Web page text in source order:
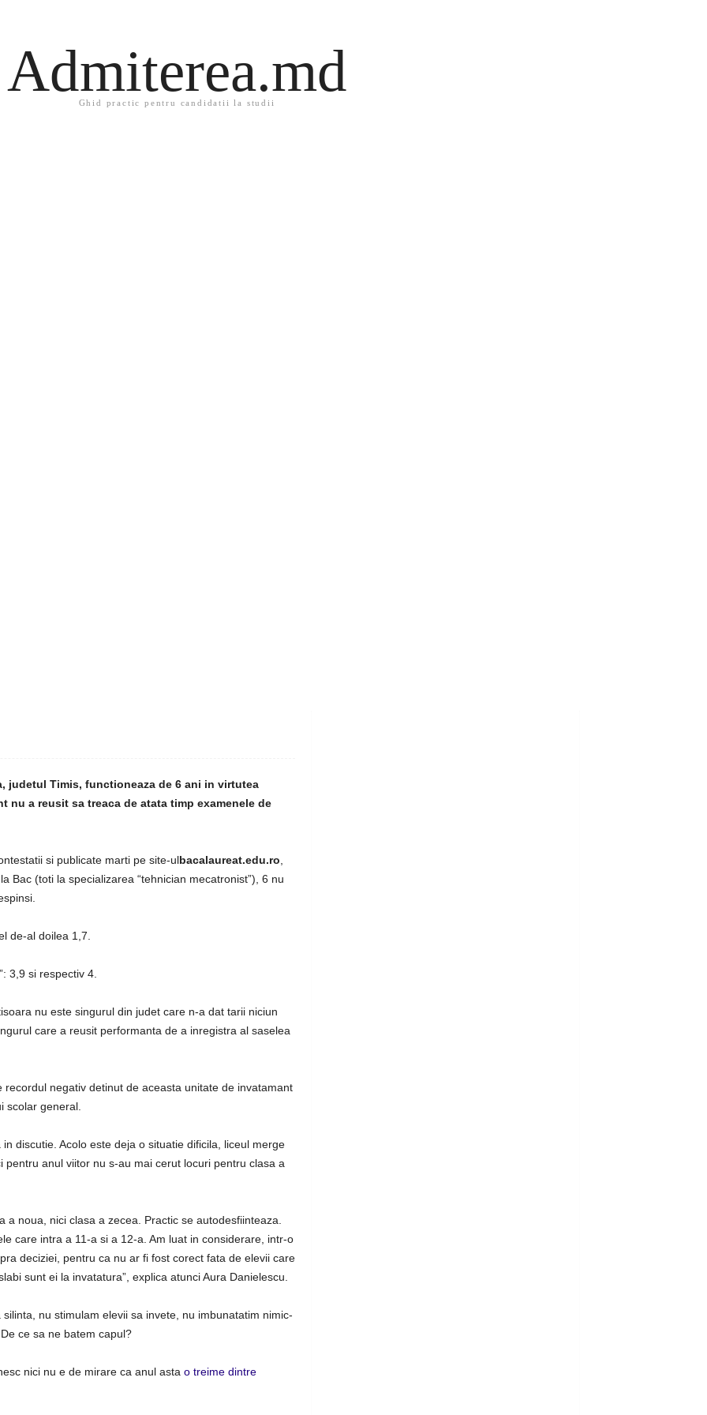
Admiterea.md
Ghid practic pentru candidatii la studii
judetul Timis, functioneaza de 6 ani in virtutea
nu a reusit sa treaca de atata timp examenele de
si publicate marti pe site-ulbacalaureat.edu.ro
Bac (toti la specializarea “tehnician mecatronist”), 6 nu
de-al doilea 1,7.
3,9 si respectiv 4.
nu este singurul din judet care n-a dat tarii niciun
care a reusit performanta de a inregistra al saselea
negativ detinut de aceasta unitate de invatamant
scolar general.
discutie. Acolo este deja o situatie dificila, liceul merge
anul viitor nu s-au mai cerut locuri pentru clasa a
a noua, nici clasa a zecea. Practic se autodesfiinteaza.
care intra a 11-a si a 12-a. Am luat in considerare, intr-o
deciziei, pentru ca nu ar fi fost corect fata de elevii care
sunt ei la invatatura”, explica atunci Aura Danielescu.
nu stimulam elevii sa invete, nu imbunatatim nimic-
ce sa ne batem capul?
nici nu e de mirare ca anul asta o treime dintre